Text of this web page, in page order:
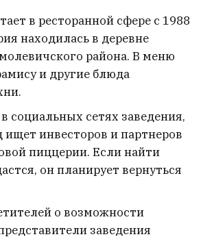
в ресторанной сфере с 1988
находилась в деревне
района. В меню
и другие блюда
социальных сетях заведения,
ищет инвесторов и партнеров
пиццерии. Если найти
он планирует вернуться
о возможности
заведения
раком